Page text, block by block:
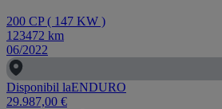
200 CP( 147 KW )
123472 km
06/2022
Disponibil laENDURO
29.987,00 €